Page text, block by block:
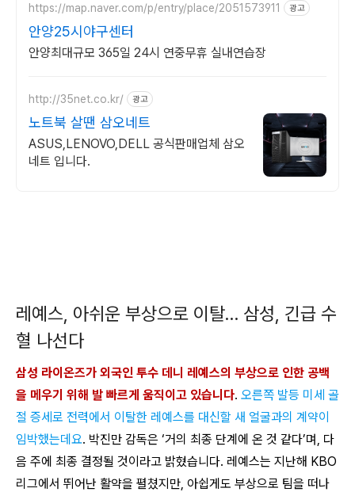
https://map.naver.com/p/entry/place/2051573911 광고
안양25시야구센터
안양최대규모 365일 24시 연중무휴 실내연습장
http://35net.co.kr/ 광고
노트북 살땐 삼오네트
ASUS,LENOVO,DELL 공식판매업체 삼오
네트 입니다.
레예스, 아쉬운 부상으로 이탈… 삼성, 긴급 수
혈 나선다
삼성 라이온즈가 외국인 투수 데니 레예스의 부상으로 인한 공백
을 메우기 위해 발 빠르게 움직이고 있습니다. 오른쪽 발등 미세 골
절 증세로 전력에서 이탈한 레예스를 대신할 새 얼굴과의 계약이
임박했는데요. 박진만 감독은 ‘거의 최종 단계에 온 것 같다’며, 다
음 주에 최종 결정될 것이라고 밝혔습니다. 레예스는 지난해 KBO
리그에서 뛰어난 활약을 펼쳤지만, 아쉽게도 부상으로 팀을 떠나